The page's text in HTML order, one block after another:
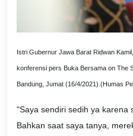
Istri Gubernur Jawa Barat Ridwan
konferensi pers Buka Bersama on The
Bandung, Jumat (16/4/2021).(Humas
"Saya sendiri sedih ya karena
Bahkan saat saya tanya,